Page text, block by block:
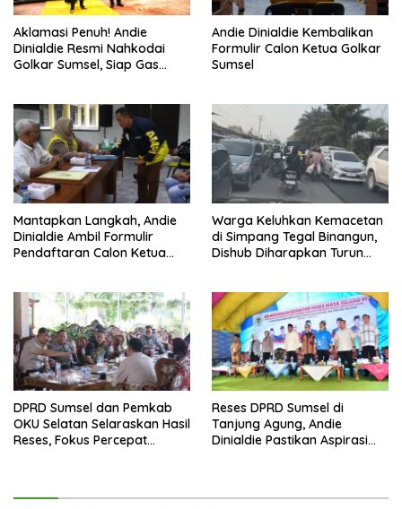
Aklamasi Penuh! Andie
Dinialdie Resmi Nahkodai
Golkar Sumsel, Siap Gas
Andie Dinialdie Kembalikan
Formulir Calon Ketua Golkar
Sumsel
Mantapkan Langkah, Andie
Dinialdie Ambil Formulir
Pendaftaran Calon Ketua
Warga Keluhkan Kemacetan
di Simpang Tegal Binangun,
Dishub Diharapkan Turun
DPRD Sumsel dan Pemkab
OKU Selatan Selaraskan Hasil
Reses, Fokus Percepat
Reses DPRD Sumsel di
Tanjung Agung, Andie
Dinialdie Pastikan Aspirasi